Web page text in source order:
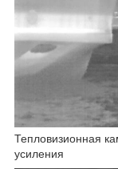
Тепловизионная
усиления